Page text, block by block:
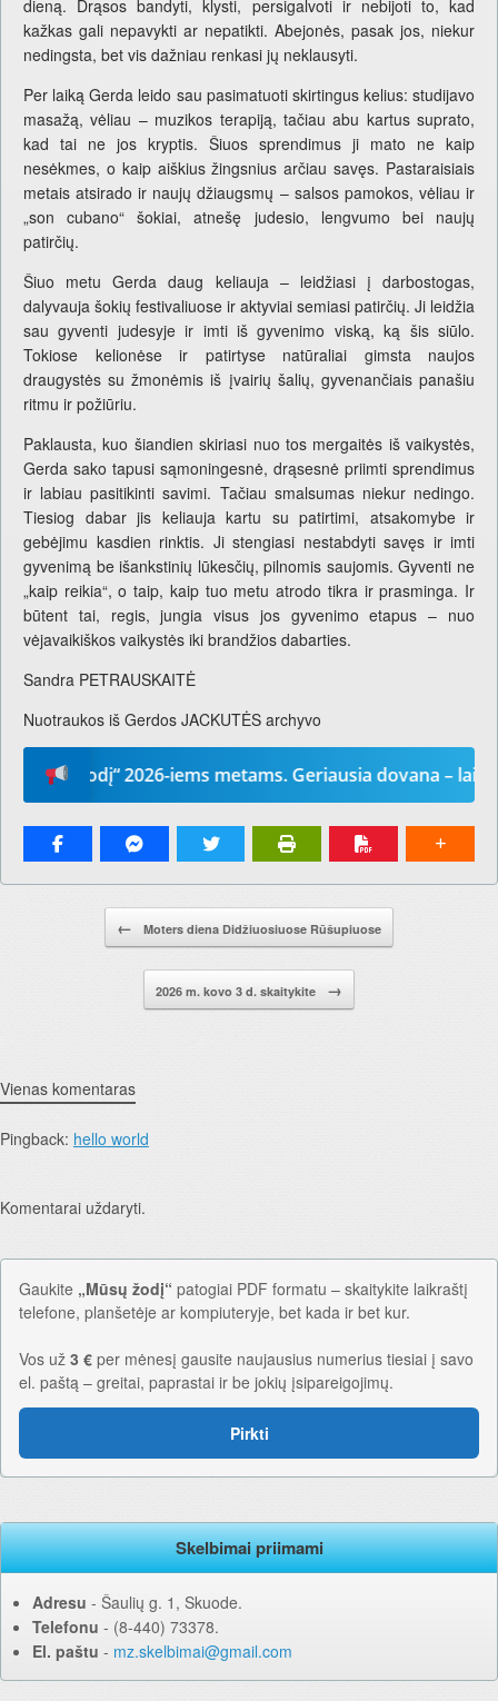
dieną. Drąsos bandyti, klysti, persigalvoti ir nebijoti to, kad
kažkas gali nepavykti ar nepatikti. Abejonės, pasak jos, niekur
nedingsta, bet vis dažniau renkasi jų neklausyti.
Per laiką Gerda leido sau pasimatuoti skirtingus kelius: studijavo
masažą, vėliau – muzikos terapiją, tačiau abu kartus suprato,
kad tai ne jos kryptis. Šiuos sprendimus ji mato ne kaip
nesėkmes, o kaip aiškius žingsnius arčiau savęs. Pastaraisiais
metais atsirado ir naujų džiaugsmų – salsos pamokos, vėliau ir
„son cubano“ šokiai, atnešę judesio, lengvumo bei naujų
patirčių.
Šiuo metu Gerda daug keliauja – leidžiasi į darbostogas,
dalyvauja šokių festivaliuose ir aktyviai semiasi patirčių. Ji leidžia
sau gyventi judesyje ir imti iš gyvenimo viską, ką šis siūlo.
Tokiose kelionėse ir patirtyse natūraliai gimsta naujos
draugystės su žmonėmis iš įvairių šalių, gyvenančiais panašiu
ritmu ir požiūriu.
Paklausta, kuo šiandien skiriasi nuo tos mergaitės iš vaikystės,
Gerda sako tapusi sąmoningesnė, drąsesnė priimti sprendimus
ir labiau pasitikinti savimi. Tačiau smalsumas niekur nedingo.
Tiesiog dabar jis keliauja kartu su patirtimi, atsakomybe ir
gebėjimu kasdien rinktis. Ji stengiasi nestabdyti savęs ir imti
gyvenimą be išankstinių lūkesčių, pilnomis saujomis. Gyventi ne
„kaip reikia“, o taip, kaip tuo metu atrodo tikra ir prasminga. Ir
būtent tai, regis, jungia visus jos gyvenimo etapus – nuo
vėjavaikiškos vaikystės iki brandžios dabarties.
Sandra PETRAUSKAITĖ
Nuotraukos iš Gerdos JACKUTĖS archyvo
2026-iems metams. Geriausia dovana – laikraštis!
Pranešimo navigacija.
← Moters diena Didžiuosiuose Rūšupiuose
2026 m. kovo 3 d. skaitykite →
Vienas komentaras
Pingback: hello world
Komentarai uždaryti.
Gaukite „Mūsų žodį“ patogiai PDF formatu – skaitykite laikraštį
telefone, planšetėje ar kompiuteryje, bet kada ir bet kur.
Vos už 3 € per mėnesį gausite naujausius numerius tiesiai į savo
el. paštą – greitai, paprastai ir be jokių įsipareigojimų.
Pirkti
Skelbimai priimami
Adresu ‐ Šaulių g. 1, Skuode.
Telefonu ‐ (8-440) 73378.
El. paštu ‐ mz.skelbimai@gmail.com